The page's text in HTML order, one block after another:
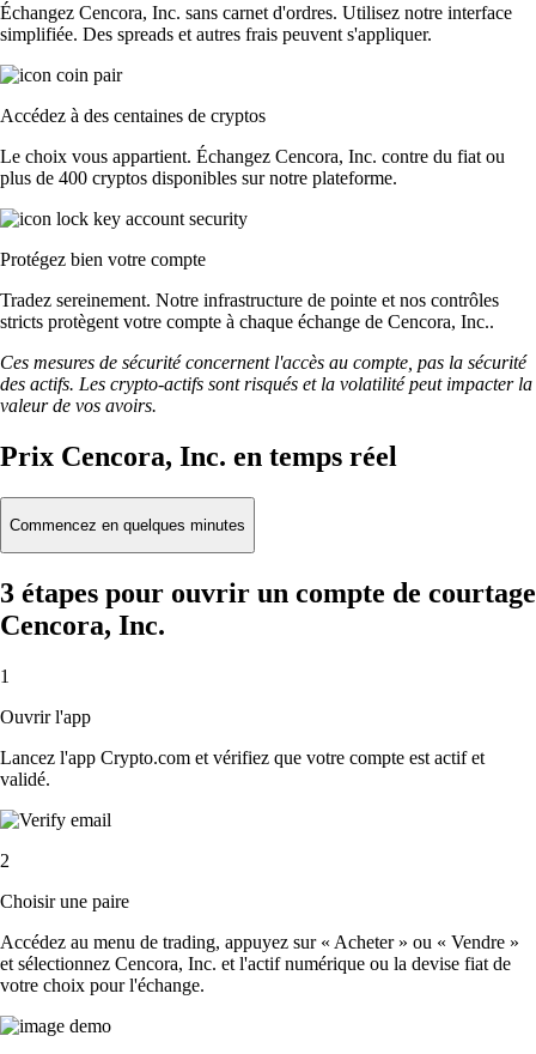
Échangez Cencora, Inc. sans carnet d'ordres. Utilisez notre interface
simplifiée. Des spreads et autres frais peuvent s'appliquer.
Accédez à des centaines de cryptos
Le choix vous appartient. Échangez Cencora, Inc. contre du fiat ou
plus de 400 cryptos disponibles sur notre plateforme.
Protégez bien votre compte
Tradez sereinement. Notre infrastructure de pointe et nos contrôles
stricts protègent votre compte à chaque échange de Cencora, Inc..
Ces mesures de sécurité concernent l'accès au compte, pas la sécurité
des actifs. Les crypto-actifs sont risqués et la volatilité peut impacter la
valeur de vos avoirs.
Prix Cencora, Inc. en temps réel
Commencez en quelques minutes
3 étapes pour ouvrir un compte de courtage
Cencora, Inc.
1
Ouvrir l'app
Lancez l'app Crypto.com et vérifiez que votre compte est actif et
validé.
2
Choisir une paire
Accédez au menu de trading, appuyez sur « Acheter » ou « Vendre »
et sélectionnez Cencora, Inc. et l'actif numérique ou la devise fiat de
votre choix pour l'échange.